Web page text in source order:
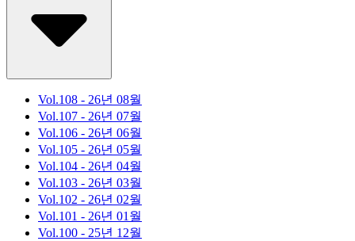
Vol.108 - 26년 08월
Vol.107 - 26년 07월
Vol.106 - 26년 06월
Vol.105 - 26년 05월
Vol.104 - 26년 04월
Vol.103 - 26년 03월
Vol.102 - 26년 02월
Vol.101 - 26년 01월
Vol.100 - 25년 12월